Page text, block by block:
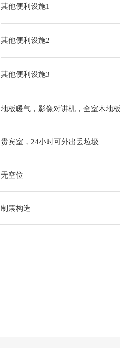
其他便利设施1
其他便利设施2
其他便利设施3
地板暖气，影像对讲机，全室木地
贵宾室，24小时可外出丢垃圾
无空位
制震构造